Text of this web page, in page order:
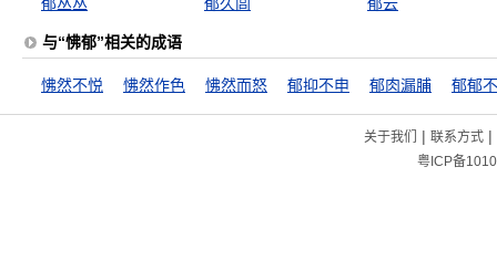
与“怫郁”相关的成语
怫然不悦 怫然作色 怫然而怒 郁抑不申 郁肉漏脯 郁郁
关于我们 | 联系方式|
粤ICP备